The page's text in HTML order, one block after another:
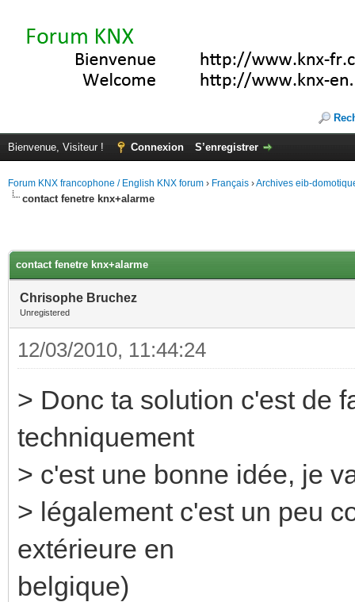
Bienvenue, Visiteur ! Connexion S’enregistrer
Forum KNX francophone / English KNX forum › Français ›Archives eib-
contact fenetre knx+alarme
contact fenetre knx+alarme
Chrisophe Bruchez
Unregistered
12/03/2010, 11:44:24
> Donc ta solution c'est de
techniquement
> c'est une bonne idée, je
> légalement c'est un peu
extérieure en
belgique)